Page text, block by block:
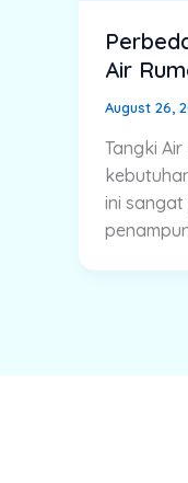
Air
August 26,
Tangki
ini